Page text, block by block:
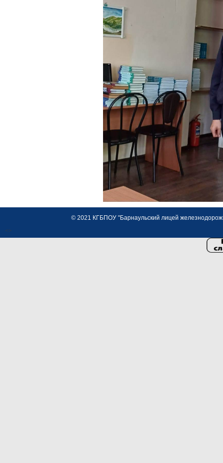
© 2021 КГБПОУ "Барнаульский лицей
<>